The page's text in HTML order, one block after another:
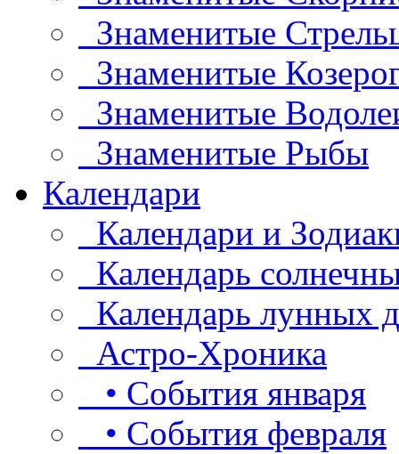
Знаменитые
Знаменитые
Знаменитые
Знаменитые Рыбы
Календари
Календари и
Календарь
Календарь лунных
Астро-Хроника
• События января
• События февраля